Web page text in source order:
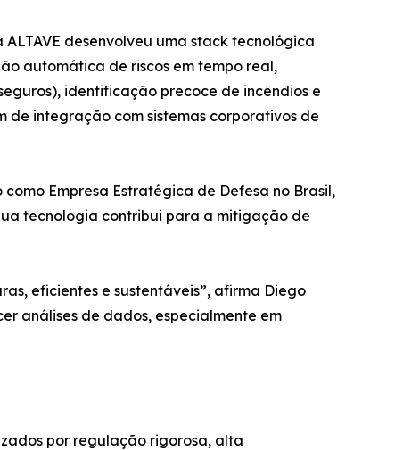
desenvolveu uma stack tecnológica
automática de riscos em tempo real,
identificação precoce de incêndios e
integração com sistemas corporativos de
Empresa Estratégica de Defesa no Brasil,
tecnologia contribui para a mitigação de
eficientes e sustentáveis”, afirma Diego
análises de dados, especialmente em
por regulação rigorosa, alta